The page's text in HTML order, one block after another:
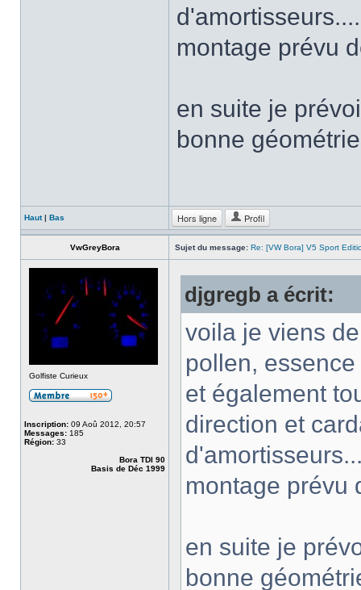
d'amortisseurs....
montage prévu
en suite je
bonne
Haut| Bas Hors ligne Profil
VwGreyBora Sujet du message: Re: [VW Bora] V5 Sport
Golfiste Curieux
Inscription: 09 Aoû 2012, 20:57
Messages: 185
Région: 33
Bora TDI 90
Basis de Déc 1999
djgregb a écrit:
voila je viens
pollen,
et également
direction et
montage prévu
en suite je
bonne